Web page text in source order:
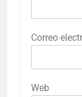
Correo
Web